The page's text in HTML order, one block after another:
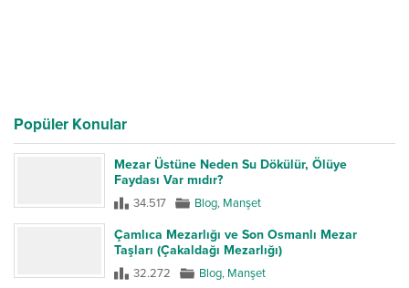
Popüler Konular
Mezar Üstüne Neden Su Dökülür, Ölüye
Faydası Var mıdır?
34.517 Blog, Manşet
Çamlıca Mezarlığı ve Son Osmanlı Mezar
Taşları (Çakaldağı Mezarlığı)
32.272 Blog, Manşet